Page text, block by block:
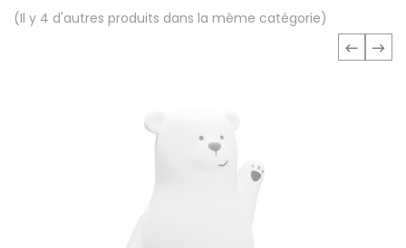
(Il y 4 d'autres produits dans la même catégorie)